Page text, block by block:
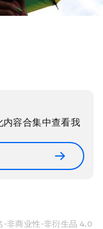
容合集中查看我
-非商业性-非衍生品 4.0